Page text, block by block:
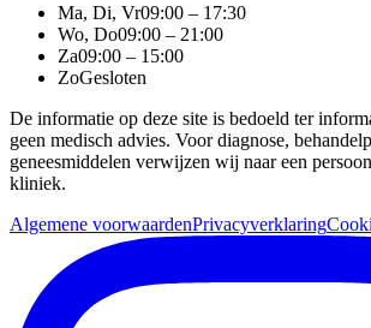
Ma, Di, Vr09:00 – 17:30
Wo, Do09:00 – 21:00
Za09:00 – 15:00
ZoGesloten
De informatie op deze site is bedoeld ter
geen medisch advies. Voor diagnose,
geneesmiddelen verwijzen wij naar een
kliniek.
Algemene voorwaardenPrivacyverklaring